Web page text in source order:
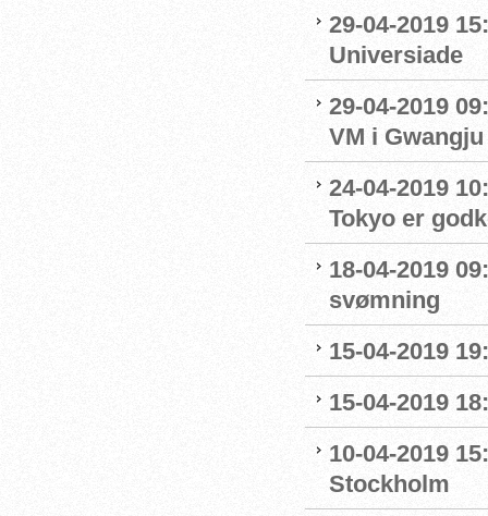
29-04-2019
Universiade
29-04-2019
VM i Gwangju
24-04-2019
Tokyo er
18-04-2019
svømning
15-04-2019
15-04-2019
10-04-2019
Stockholm